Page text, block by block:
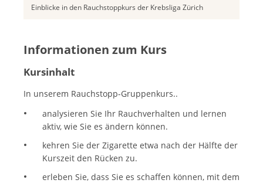
Einblicke in den Rauchstoppkurs der Krebsliga Zürich
Informationen zum Kurs
Kursinhalt
In unserem Rauchstopp-Gruppenkurs..
analysieren Sie Ihr Rauchverhalten und lernen
aktiv, wie Sie es ändern können.
kehren Sie der Zigarette etwa nach der Hälfte der
Kurszeit den Rücken zu.
erleben Sie, dass Sie es schaffen können, mit dem